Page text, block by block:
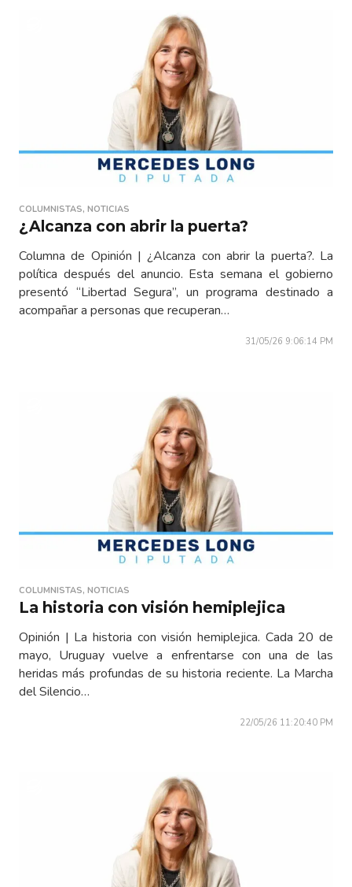
COLUMNISTAS, NOTICIAS
¿Alcanza con abrir la puerta?
Columna de Opinión | ¿Alcanza con abrir la puerta?. La
política después del anuncio. Esta semana el gobierno
presentó “Libertad Segura”, un programa destinado a
acompañar a personas que recuperan…
31/05/26 9:06:14 PM
COLUMNISTAS, NOTICIAS
La historia con visión hemiplejica
Opinión | La historia con visión hemiplejica. Cada 20 de
mayo, Uruguay vuelve a enfrentarse con una de las
heridas más profundas de su historia reciente. La Marcha
del Silencio…
22/05/26 11:20:40 PM